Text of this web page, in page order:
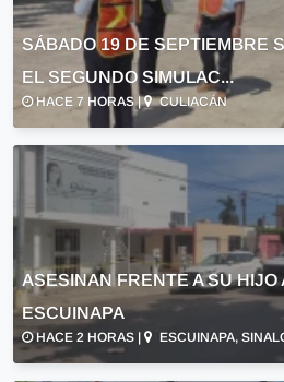
SÁBADO 19 DE SEPTIEMBRE
EL SEGUNDO SIMULAC...
HACE 7 HORAS | CULIACÁN
ASESINAN FRENTE A SU HIJO
ESCUINAPA
HACE 2 HORAS | ESCUINAPA,